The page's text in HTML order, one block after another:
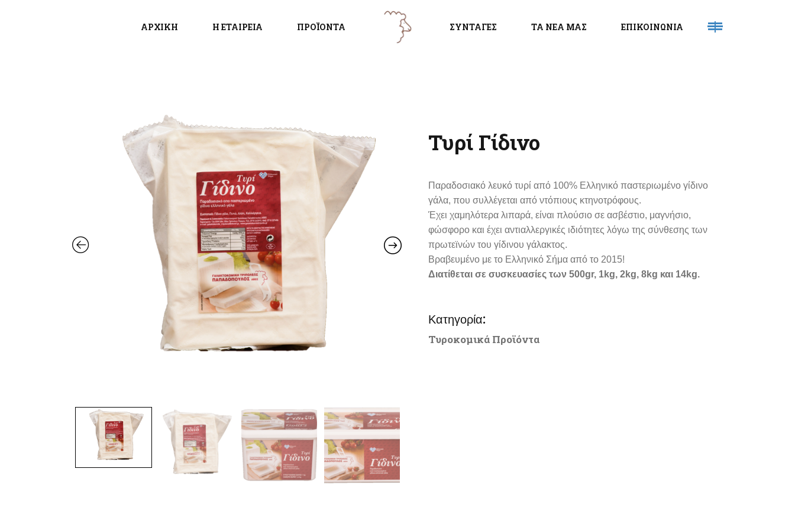
ΑΡΧΙΚΗ Η ΕΤΑΙΡΕΙΑ ΠΡΟΪΟΝΤΑ ΣΥΝΤΑΓΕΣ ΤΑ ΝΕΑ ΜΑΣ ΕΠΙΚΟΙΝΩΝΙΑ
Τυρί Γίδινο
Παραδοσιακό λευκό τυρί από 100% Ελληνικό παστεριωμένο γίδινο
γάλα, που συλλέγεται από ντόπιους κτηνοτρόφους.
Έχει χαμηλότερα λιπαρά, είναι πλούσιο σε ασβέστιο, μαγνήσιο,
φώσφορο και έχει αντιαλλεργικές ιδιότητες λόγω της σύνθεσης των
πρωτεϊνών του γίδινου γάλακτος.
Βραβευμένο με το Ελληνικό Σήμα από το 2015!
Διατίθεται σε συσκευασίες των 500gr, 1kg, 2kg, 8kg και 14kg.
Κατηγορία:
Τυροκομικά Προϊόντα